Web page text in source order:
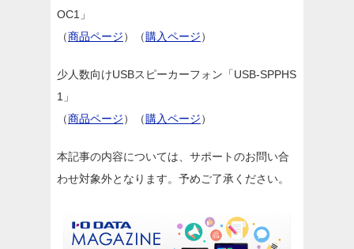
OC1」
（商品ページ）（購入ページ）
少人数向けUSBスピーカーフォン「USB-SPPHS
1」
（商品ページ）（購入ページ）
本記事の内容については、サポートのお問い合
わせ対象外となります。予めご了承ください。